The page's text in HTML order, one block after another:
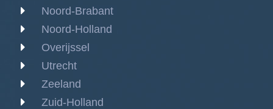
Noord-Brabant
Noord-Holland
Overijssel
Utrecht
Zeeland
Zuid-Holland